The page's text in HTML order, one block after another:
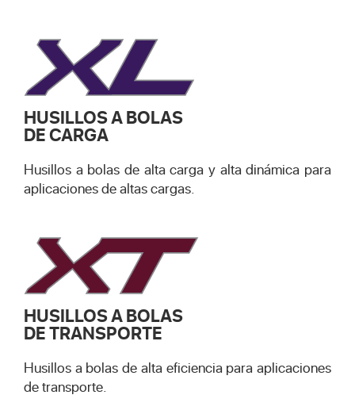
HUSILLOS A BOLAS
DE CARGA
Husillos a bolas de alta carga y alta dinámica para
aplicaciones de altas cargas.
HUSILLOS A BOLAS
DE TRANSPORTE
Husillos a bolas de alta eficiencia para aplicaciones
de transporte.